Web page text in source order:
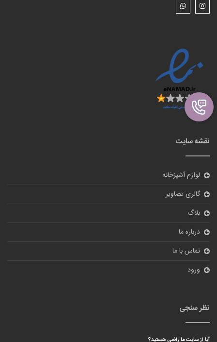
نقشه سایت
لوازم آشپزخانه
گالری تصاویر
بلاگ
درباره ما
تماس با ما
ورود
نظر سنجی
آیا از سایت ما راضی هستید؟